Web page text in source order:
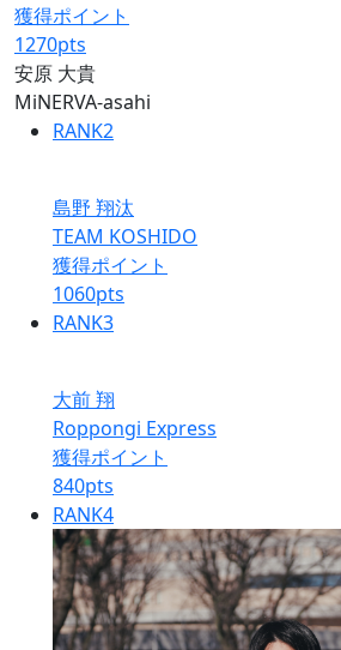
獲得ポイント
1270pts
安原 大貴
MiNERVA-asahi
RANK2
島野 翔汰
TEAM KOSHIDO
獲得ポイント
1060pts
RANK3
大前 翔
Roppongi Express
獲得ポイント
840pts
RANK4